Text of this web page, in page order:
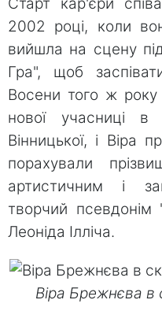
Старт кар'єри
2002 році, коли
вийшла на сцену
Гра", щоб
Восени того ж року
нової учасниці в
Вінницької, і Віра
порахували
артистичним і
творчий псевдонім
Леоніда Ілліча.
Віра Брежнєва в